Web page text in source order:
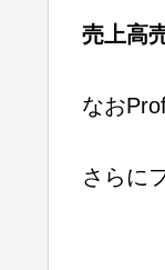
売上高
なお
さらに